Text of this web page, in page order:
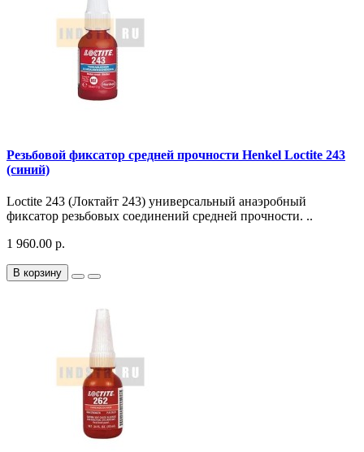
Резьбовой фиксатор средней прочности Henkel Loctite 243
(синий)
Loctite 243 (Локтайт 243) универсальный анаэробный
фиксатор резьбовых соединений средней прочности. ..
1 960.00 р.
В корзину